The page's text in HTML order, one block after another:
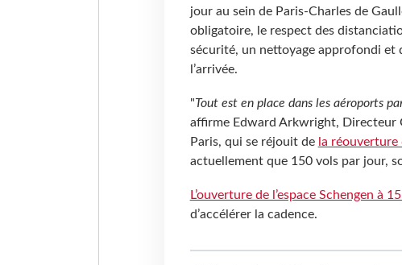
jour au sein de Paris-Charles de
obligatoire, le respect des
sécurité, un nettoyage approfondi et
l’arrivée.
"Tout est en place dans les aéroports
affirme Edward Arkwright, Directeur
Paris, qui se réjouit de la réouverture
actuellement que 150 vols par jour,
L’ouverture de l’espace Schengen à
d’accélérer la cadence.